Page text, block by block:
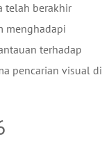
telah berakhir
menghadapi
terhadap
pencarian visual di